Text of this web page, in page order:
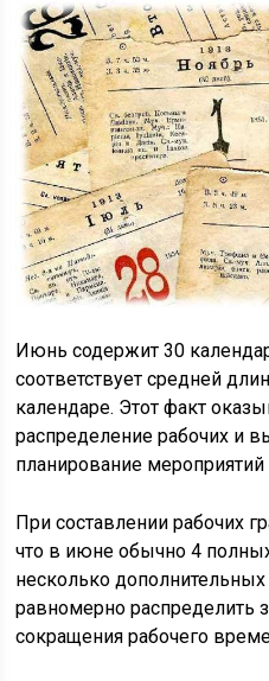
Июнь содержит 30
соответствует средней
календаре. Этот факт
распределение рабочих и
планирование мероприятий
При составлении рабочих
что в июне обычно 4
несколько дополнительных
равномерно распределить
сокращения рабочего